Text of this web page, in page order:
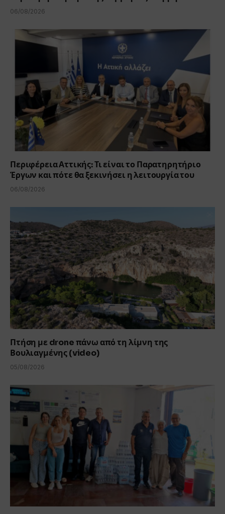
06/08/2026
Περιφέρεια Αττικής: Τι είναι το Παρατηρητήριο
Έργων και πότε θα ξεκινήσει η λειτουργία του
06/08/2026
Πτήση με drone πάνω από τη λίμνη της
Βουλιαγμένης (video)
05/08/2026